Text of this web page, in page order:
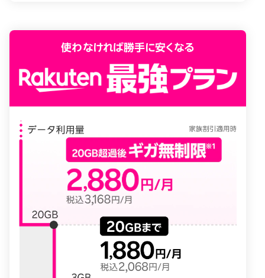
使わなければ勝手に安くなる